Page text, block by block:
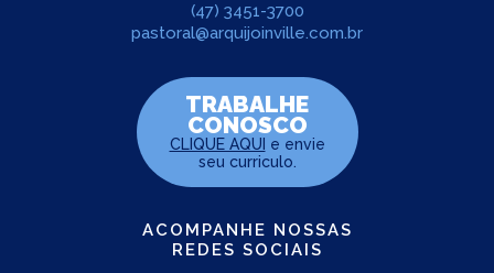
(47) 3451-3700
pastoral@arquijoinville.com.br
TRABALHE
CONOSCO
CLIQUE AQUI e envie
seu curriculo.
ACOMPANHE NOSSAS
REDES SOCIAIS